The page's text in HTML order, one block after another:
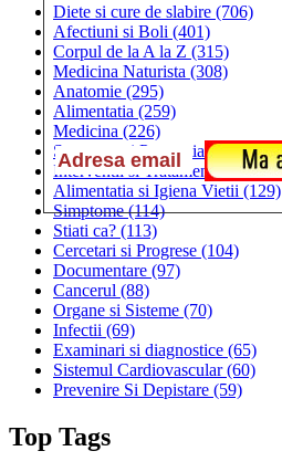
Diete si cure de slabire (706)
Afectiuni si Boli (401)
Corpul de la A la Z (315)
Medicina Naturista (308)
Anatomie (295)
Alimentatia (259)
Medicina (226)
Sanatatea si Preventia(170)
Interventii si Tratamente(167)
Alimentatia si Igiena Vietii (129)
Simptome(114)
Stiati ca? (113)
Cercetari si Progrese (104)
Documentare (97)
Cancerul (88)
Organe si Sisteme (70)
Infectii (69)
Examinari si diagnostice (65)
Sistemul Cardiovascular(60)
Prevenire Si Depistare (59)
Top Tags